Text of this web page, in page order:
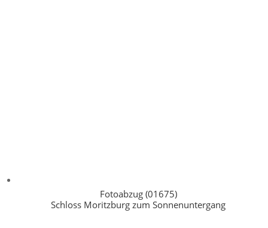
Fotoabzug (01675)
Schloss Moritzburg zum Sonnenuntergang